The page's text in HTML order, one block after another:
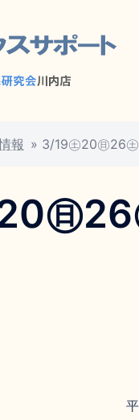
報 » 3/19㊏20㊐26
㊐26